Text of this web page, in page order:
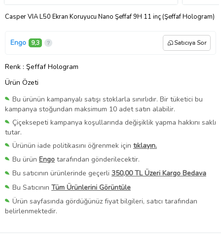
Casper VIA L50 Ekran Koruyucu Nano Şeffaf 9H 11 inç (Şeffaf Hologram)
Engo 9,3 Satıcıya Sor
Renk : Şeffaf Hologram
Ürün Özeti
Bu ürünün kampanyalı satışı stoklarla sınırlıdır. Bir tüketici bu
kampanya stoğundan maksimum 10 adet satın alabilir.
Çiçeksepeti kampanya koşullarında değişiklik yapma hakkını saklı
tutar.
Ürünün iade politikasını öğrenmek için tıklayın.
Bu ürün Engo tarafından gönderilecektir.
Bu satıcının ürünlerinde geçerli 350,00 TL Üzeri Kargo Bedava
Bu Satıcının Tüm Ürünlerini Görüntüle
Ürün sayfasında gördüğünüz fiyat bilgileri, satıcı tarafından
belirlenmektedir.